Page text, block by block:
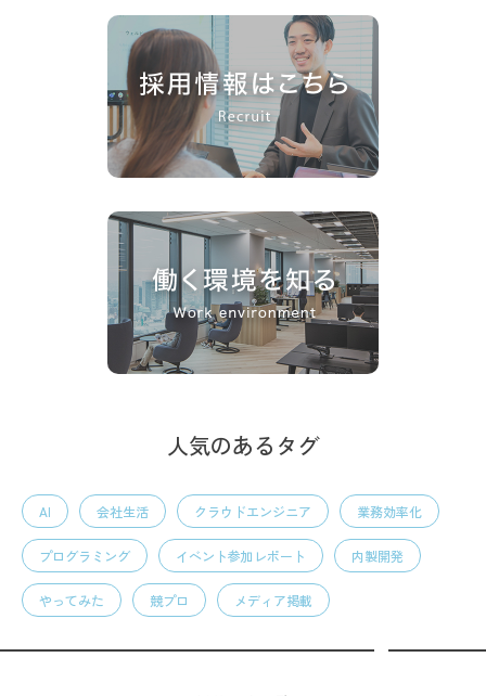
人気のあるタグ
AI 会社生活 クラウドエンジニア 業務効率化
プログラミング イベント参加レポート 内製開発
やってみた 競プロ メディア掲載